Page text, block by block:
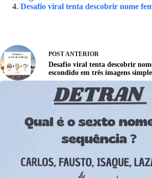
Desafio viral tenta descobrir nome
POST ANTERIOR
Desafio viral tenta descobrir
escondido em três imagens